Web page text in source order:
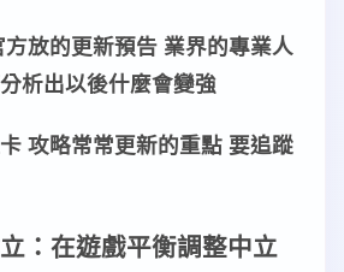
放的更新預告 業界的專業人
分析出以後什麼會變強
攻略常常更新的重點 要追蹤
：在遊戲平衡調整中立